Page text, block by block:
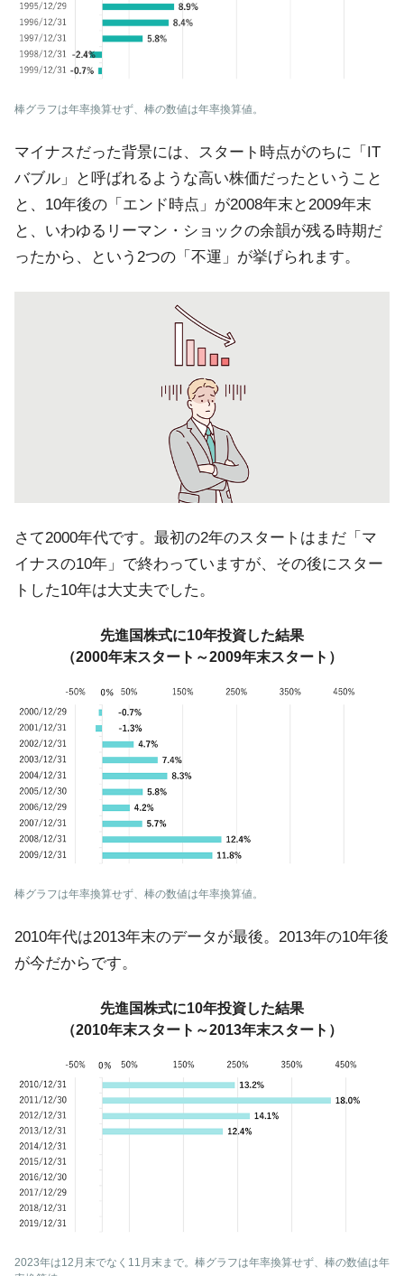
棒グラフは年率換算せず、棒の数値は年率換算値。
マイナスだった背景には、スタート時点がのちに「IT
バブル」と呼ばれるような高い株価だったということ
と、10年後の「エンド時点」が2008年末と2009年末
と、いわゆるリーマン・ショックの余韻が残る時期だ
ったから、という2つの「不運」が挙げられます。
さて2000年代です。最初の2年のスタートはまだ「マ
イナスの10年」で終わっていますが、その後にスター
トした10年は大丈夫でした。
棒グラフは年率換算せず、棒の数値は年率換算値。
先進国株式に10年投資した結果
（2000年末スタート～2009年末スタート）
2010年代は2013年末のデータが最後。2013年の10年後
が今だからです。
2023年は12月末でなく11月末まで。棒グラフは年率換算せず、棒の数値は年
先進国株式に10年投資した結果
（2010年末スタート～2013年末スタート）